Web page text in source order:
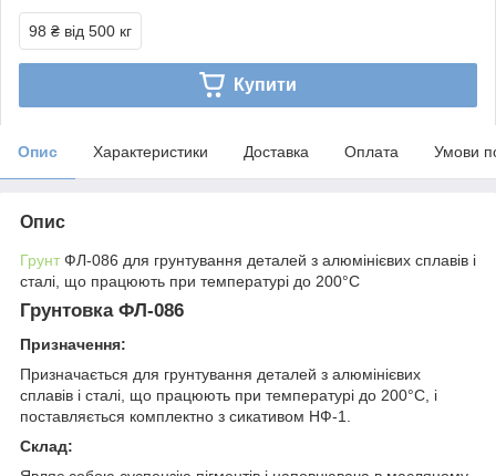
98 ₴ від 500 кг
Купити
Опис Характеристики Доставка Оплата Умови
Опис
Грунт ФЛ-086 для грунтування деталей з алюмінієвих сплавів і
сталі, що працюють при температурі до 200°С
Грунтовка ФЛ-086
Призначення:
Призначається для грунтування деталей з алюмінієвих
сплавів і сталі, що працюють при температурі до 200°С, і
поставляється комплектно з сикативом НФ-1.
Склад: